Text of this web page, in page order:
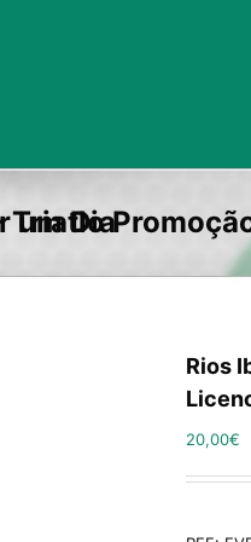
por um Dia
Rios
20,00€